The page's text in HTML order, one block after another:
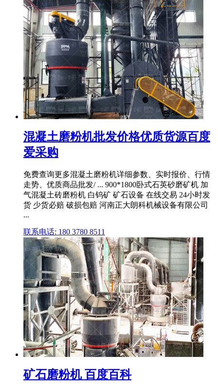
混凝土磨粉机批发价格优质货源百度
爱采购
免费查询更多混凝土磨粉机详细参数、实时报价、行情
走势、优质商品批发/ ... 900*1800卧式石英砂磨矿机 加
气混凝土砖磨粉机 白钨矿 矿石设备 在线交易 24小时发
货 少货必赔 破损包赔 河南正大朗科机械设备有限公司
...
联系电话: 180 3780 8511
矿石磨粉机 百度百科